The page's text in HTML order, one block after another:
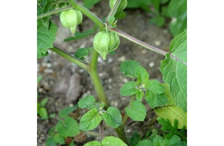
plusieurs
variations.
options
peuvent
choisies